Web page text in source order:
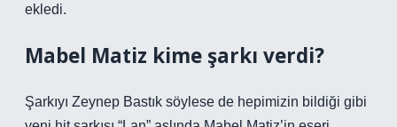
ekledi.
Mabel Matiz kime şarkı verdi?
Şarkıyı Zeynep Bastık söylese de hepimizin bildiği gibi